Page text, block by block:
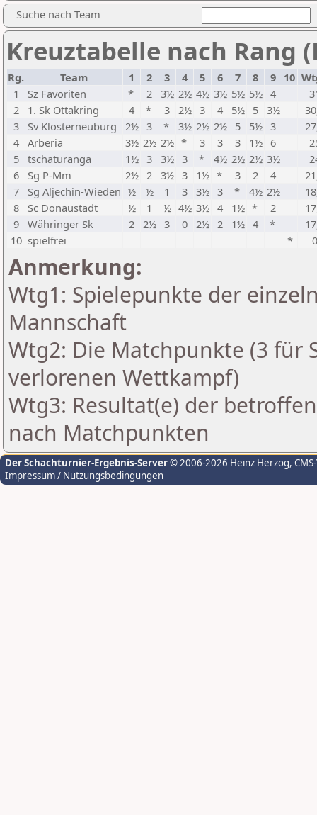
Suche nach Team
Kreuztabelle nach Rang
Rg. Team 1 2 3 4 5 6 7 8 9 10
1
Sz Favoriten * 2 3½ 2½ 4½ 3½ 5½ 5½ 4
2
1. Sk Ottakring 4 * 3 2½ 3 4 5½ 5 3½
3
Sv Klosterneuburg 2½ 3 * 3½ 2½ 2½ 5 5½ 3
4 Arberia 3½ 2½ 2½ * 3 3 3 1½ 6
5 tschaturanga 1½ 3 3½ 3 * 4½ 2½ 2½ 3½
6
Sg P-Mm 2½ 2 3½ 3 1½ * 3 2 4
7
Sg Aljechin-Wieden ½ ½ 1 3 3½ 3 * 4½ 2½
8
Sc Donaustadt ½ 1 ½ 4½ 3½ 4 1½ * 2
9 Währinger Sk 2 2½ 3 0 2½ 2 1½ 4 *
10 spielfrei * 0
Anmerkung:
Wtg1: Spielepunkte der
Mannschaft
Wtg2: Die Matchpunkte (3 für
verlorenen Wettkampf)
Wtg3: Resultat(e) der
nach Matchpunkten
Der Schachturnier-Ergebnis-Server© 2006-2026 Heinz Herzog,
Impressum / Nutzungsbedingungen